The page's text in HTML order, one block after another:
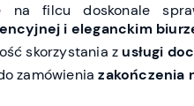
na filcu doskonale
i eleganckim
skorzystania zusługi
zamówieniazakończenia